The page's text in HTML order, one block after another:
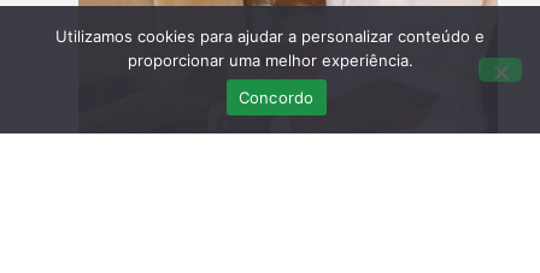
Utilizamos cookies para ajudar a personalizar conteúdo e
proporcionar uma melhor experiência.
Concordo